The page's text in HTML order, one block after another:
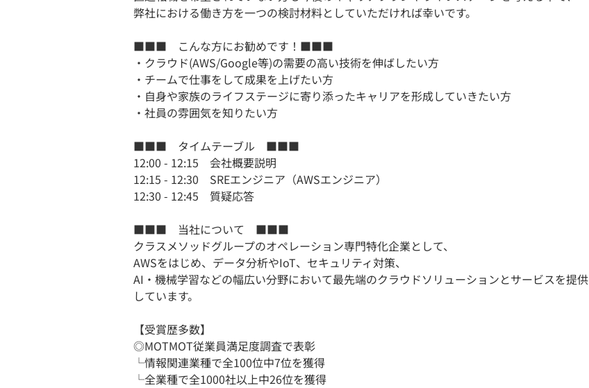
弊社における働き方を一つの検討材料としていただければ幸いです。
■■■ こんな方にお勧めです！■■■
・クラウド(AWS/Google等)の需要の高い技術を伸ばしたい方
・チームで仕事をして成果を上げたい方
・自身や家族のライフステージに寄り添ったキャリアを形成していきたい方
・社員の雰囲気を知りたい方
■■■ タイムテーブル ■■■
12:00 - 12:15 会社概要説明
12:15 - 12:30 SREエンジニア（AWSエンジニア）
12:30 - 12:45 質疑応答
■■■ 当社について ■■■
クラスメソッドグループのオペレーション専門特化企業として、
AWSをはじめ、データ分析やIoT、セキュリティ対策、
AI・機械学習などの幅広い分野において最先端のクラウドソリューションとサービスを提供
しています。
【受賞歴多数】
◎MOTMOT従業員満足度調査で表彰
└情報関連業種で全100位中7位を獲得
└全業種で全1000社以上中26位を獲得